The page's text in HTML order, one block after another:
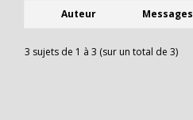
Auteur Messages
3 sujets de 1 à 3 (sur un total de 3)